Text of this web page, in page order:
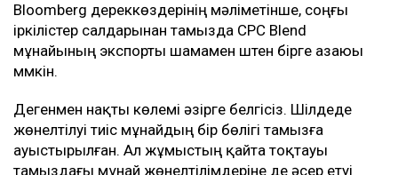
Bloomberg дереккөздерінің мәліметінше, соңғы
іркілістер салдарынан тамызда CPC Blend
мұнайының экспорты шамамен үштен бірге азаюы
мүмкін.
Дегенмен нақты көлемі әзірге белгісіз. Шілдеде
жөнелтілуі тиіс мұнайдың бір бөлігі тамызға
ауыстырылған. Ал жұмыстың қайта тоқтауы
тамыздағы мұнай жөнелтілімдеріне де әсер етуі